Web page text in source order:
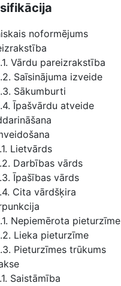
noformējums
Vārdu pareizrakstība
Saīsinājuma izveide
Sākumburti
Īpašvārdu atveide
Lietvārds
Darbības vārds
Īpašības vārds
Cita vārdšķira
Nepiemērota pieturzīme
Lieka pieturzīme
Pieturzīmes trūkums
Saistāmība